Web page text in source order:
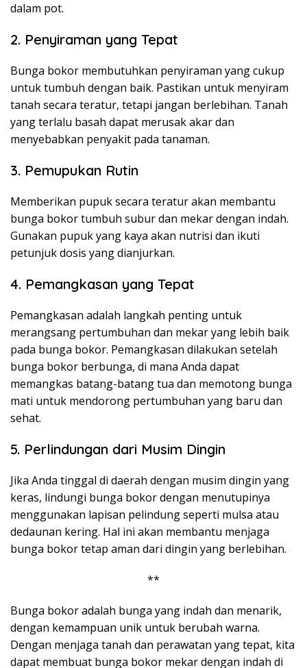
dalam pot.
2. Penyiraman yang Tepat
Bunga bokor membutuhkan penyiraman yang cukup
untuk tumbuh dengan baik. Pastikan untuk menyiram
tanah secara teratur, tetapi jangan berlebihan. Tanah
yang terlalu basah dapat merusak akar dan
menyebabkan penyakit pada tanaman.
3. Pemupukan Rutin
Memberikan pupuk secara teratur akan membantu
bunga bokor tumbuh subur dan mekar dengan indah.
Gunakan pupuk yang kaya akan nutrisi dan ikuti
petunjuk dosis yang dianjurkan.
4. Pemangkasan yang Tepat
Pemangkasan adalah langkah penting untuk
merangsang pertumbuhan dan mekar yang lebih baik
pada bunga bokor. Pemangkasan dilakukan setelah
bunga bokor berbunga, di mana Anda dapat
memangkas batang-batang tua dan memotong bunga
mati untuk mendorong pertumbuhan yang baru dan
sehat.
5. Perlindungan dari Musim Dingin
Jika Anda tinggal di daerah dengan musim dingin yang
keras, lindungi bunga bokor dengan menutupinya
menggunakan lapisan pelindung seperti mulsa atau
dedaunan kering. Hal ini akan membantu menjaga
bunga bokor tetap aman dari dingin yang berlebihan.
**
Bunga bokor adalah bunga yang indah dan menarik,
dengan kemampuan unik untuk berubah warna.
Dengan menjaga tanah dan perawatan yang tepat, kita
dapat membuat bunga bokor mekar dengan indah di